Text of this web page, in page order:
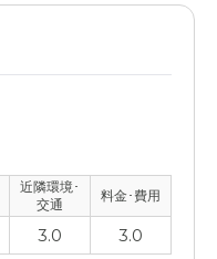
近隣環境･
交通
料金･費用
3.0 3.0